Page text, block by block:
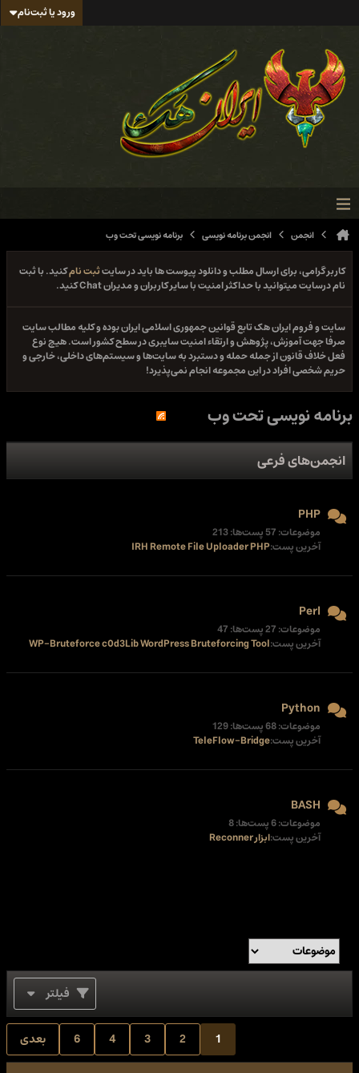
ورود یا ثبت‌نام
انجمن انجمن برنامه نویسی برنامه نویسی تحت وب
کاربر گرامی، برای ارسال مطلب و دانلود پیوست ها باید در سایتثبت نامکنید. با ثبت
نام درسایت میتوانید با حداکثر امنیت با سایر کاربران و مدیران Chat کنید.
سایت و فروم ایران هک تابع قوانین جمهوری اسلامی ایران بوده و کلیه مطالب سایت
صرفا جهت آموزش، پژوهش و ارتقاء امنیت سایبری در سطح کشور است. هیچ نوع
فعل خلاف قانون از جمله حمله و دستبرد به سایت‌ها و سیستم‌های داخلی، خارجی و
حریم شخصی افراد در این مجموعه انجام نمی‌پذیرد!
برنامه نویسی تحت وب
انجمن‌های فرعی
PHP
موضوعات: 57 پست‌ها: 213
آخرین پست:IRH Remote File Uploader PHP
Perl
موضوعات: 27 پست‌ها: 47
آخرین پست:WP-Bruteforce c0d3Lib WordPress Bruteforcing Tool
Python
موضوعات: 68 پست‌ها: 129
آخرین پست:TeleFlow-Bridge
BASH
موضوعات: 6 پست‌ها: 8
آخرین پست:ابزار Reconner
فیلتر
1
2
3
4
6 بعدی